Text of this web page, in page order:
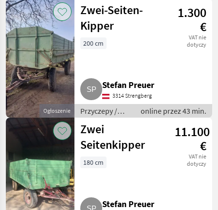
Ogłoszenie
Zwei-Seiten-
Kipper
1.300
€
VAT nie
dotyczy
200 cm
Stefan Preuer
3314 Strengberg
Przyczepy /
Przyczepy z
przesuwną
ścianą
online przez 43 min.
Zwei
Seitenkipper
11.100
€
VAT nie
dotyczy
180 cm
Stefan Preuer